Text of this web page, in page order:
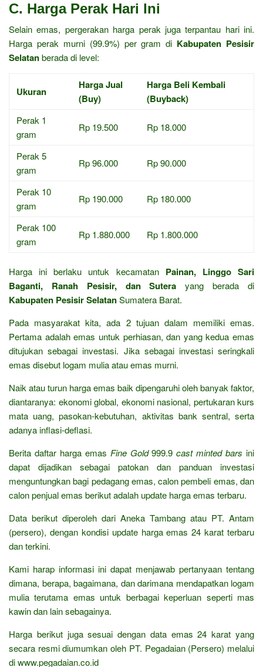
C. Harga Perak Hari Ini
Selain emas, pergerakan harga perak juga terpantau hari ini.
Harga perak murni (99.9%) per gram di Kabupaten Pesisir
Selatanberada di level:
Ukuran
Harga Jual
(Buy)
Harga Beli Kembali
(Buyback)
Perak 1
gram
Rp 19.500 Rp 18.000
Perak 5
gram
Rp 96.000 Rp 90.000
Perak 10
gram
Rp 190.000 Rp 180.000
Perak 100
gram
Rp 1.880.000 Rp 1.800.000
Harga ini berlaku untuk kecamatan Painan, Linggo Sari
Baganti, Ranah Pesisir, dan Sutera yang berada di
Kabupaten Pesisir SelatanSumatera Barat.
Pada masyarakat kita, ada 2 tujuan dalam memiliki emas.
Pertama adalah emas untuk perhiasan, dan yang kedua emas
ditujukan sebagai investasi. Jika sebagai investasi seringkali
emas disebut logam mulia atau emas murni.
Naik atau turun harga emas baik dipengaruhi oleh banyak faktor,
diantaranya: ekonomi global, ekonomi nasional, pertukaran kurs
mata uang, pasokan-kebutuhan, aktivitas bank sentral, serta
adanya inflasi-deflasi.
Berita daftar harga emas Fine Gold999.9cast minted barsini
dapat dijadikan sebagai patokan dan panduan investasi
menguntungkan bagi pedagang emas, calon pembeli emas, dan
calon penjual emas berikut adalah update harga emas terbaru.
Data berikut diperoleh dari Aneka Tambang atau PT. Antam
(persero), dengan kondisi update harga emas 24 karat terbaru
dan terkini.
Kami harap informasi ini dapat menjawab pertanyaan tentang
dimana, berapa, bagaimana, dan darimana mendapatkan logam
mulia terutama emas untuk berbagai keperluan seperti mas
kawin dan lain sebagainya.
Harga berikut juga sesuai dengan data emas 24 karat yang
secara resmi diumumkan oleh PT. Pegadaian (Persero) melalui
di www.pegadaian.co.id